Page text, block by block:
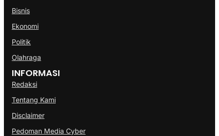
Bisnis
Ekonomi
Politik
Olahraga
INFORMASI
Redaksi
Tentang Kami
Disclaimer
Pedoman Media Cyber